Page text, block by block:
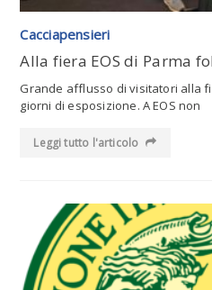
Cacciapensieri
Alla fiera EOS di Parma
Grande afflusso di visitatori alla
giorni di esposizione. A EOS non
Leggi tutto l'articolo